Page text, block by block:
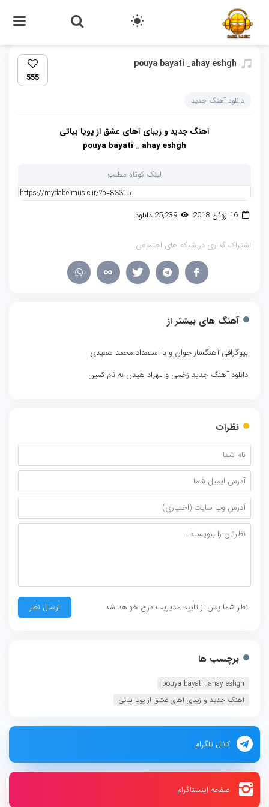
pouya bayati _ahay eshgh
555
دانلود آهنگ جدید
آهنگ جدید و زیبای آهای عشق از پویا بیاتی
pouya bayati _ ahay eshgh
لینک کوتاه مطلب
16 ژوئن 2018 25,239 دانلود
اشتراک گذاری در شبکه های اجتماعی
آهنگ های بیشتر از
بیوگرافی آهنگساز جوان و با استعداد محمد سعیدی
دانلود آهنگ جدید زخمی و مهراد هیدن به نام کمین
نظرات
نظر شما پس از تایید مدیریت درج خواهد شد
برچسب ها
pouya bayati _ahay eshgh
آهنگ جدید و زیبای آهای عشق از پویا بیاتی
کانال تلگرام
صفحه اینستاگرام